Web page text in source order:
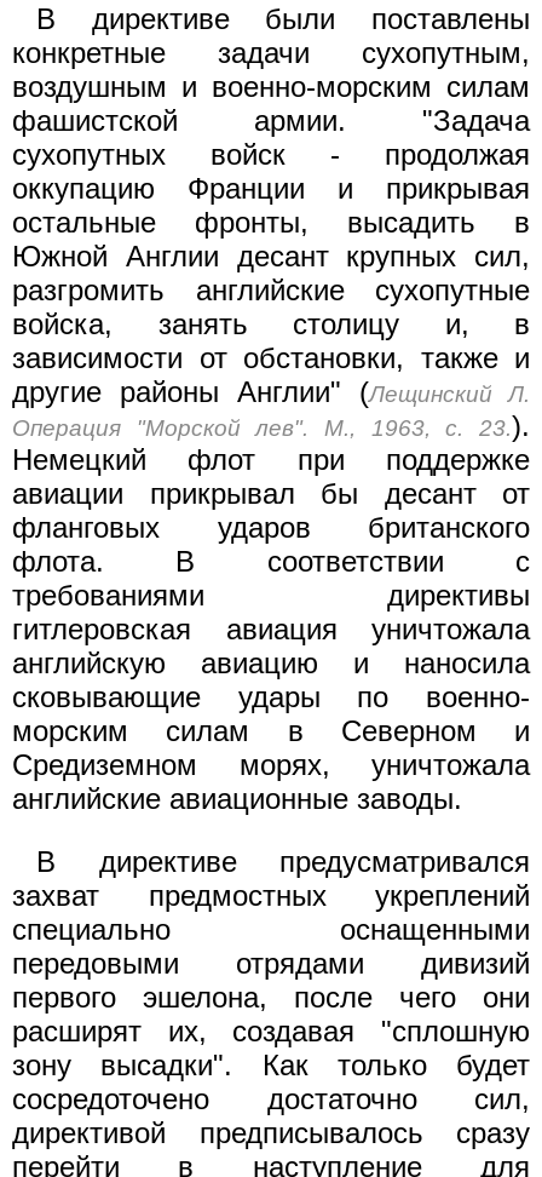
В директиве были поставлены
конкретные задачи сухопутным,
воздушным и военно-морским силам
фашистской армии. "Задача
сухопутных войск - продолжая
оккупацию Франции и прикрывая
остальные фронты, высадить в
Южной Англии десант крупных сил,
разгромить английские сухопутные
войска, занять столицу и, в
зависимости от обстановки, также и
другие районы Англии" (Лещинский Л.
Операция "Морской лев". М., 1963, с. 23.).
Немецкий флот при поддержке
авиации прикрывал бы десант от
фланговых ударов британского
флота. В соответствии с
требованиями директивы
гитлеровская авиация уничтожала
английскую авиацию и наносила
сковывающие удары по военно-
морским силам в Северном и
Средиземном морях, уничтожала
английские авиационные заводы.
В директиве предусматривался
захват предмостных укреплений
специально оснащенными
передовыми отрядами дивизий
первого эшелона, после чего они
расширят их, создавая "сплошную
зону высадки". Как только будет
сосредоточено достаточно сил,
директивой предписывалось сразу
перейти в наступление для